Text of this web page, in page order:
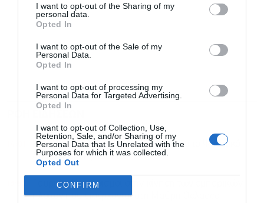
I want to opt-out of the Sharing of my
personal data.
Opted In
I want to opt-out of the Sale of my
Personal Data.
Opted In
I want to opt-out of processing my
Personal Data for Targeted Advertising.
Opted In
I want to opt-out of Collection, Use,
Retention, Sale, and/or Sharing of my
Personal Data that Is Unrelated with the
Purposes for which it was collected.
Opted Out
CONFIRM
ΡΟΗ ΕΙΔΗΣΕΩΝ
Ενστάσεις από τον Ιατρικό Σύλλογό για το Ψηφιακό
Αποθετήριο εξετάσεων
Τουρκία: Περιορισμοί στην κίνηση των εμπορικών
πλοίων που εισέρχονται στη Μαύρη Θάλασσα